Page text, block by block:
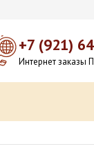
+7 (921)
Интернет заказы